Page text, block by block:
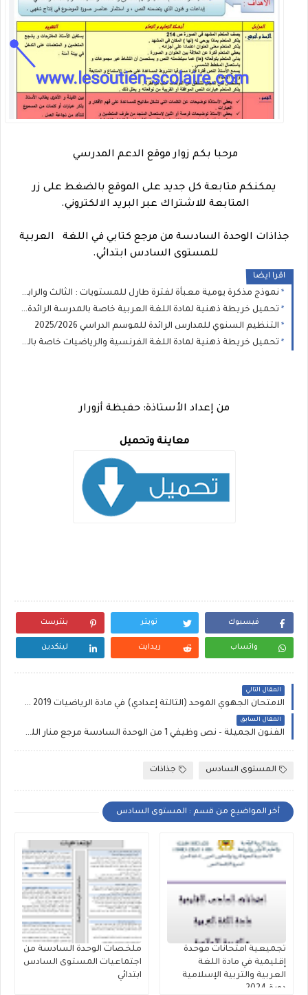
مرحبا بكم زوار موقع الدعم المدرسي
يمكنكم متابعة كل جديد على الموقع بالضغط على زر
المتابعة للاشتراك عبر البريد الالكتروني.
جذاذات الوحدة السادسة من مرجع كتابي في اللغة العربية
للمستوى السادس ابتدائي.
اقرا ايضا
نموذج مذكرة يومية معبأة لفترة طارل للمستويات : الثالث والرابع والخامس والسادس
تحميل خريطة ذهنية لمادة اللغة العربية خاصة بالمدرسة الرائدة PDF
التنظيم السنوي للمدارس الرائدة للموسم الدراسي 2025/2026
تحميل خريطة ذهنية لمادة اللغة الفرنسية والرياضيات خاصة بالمدرسة الرائدة PDF
من إعداد الأستاذة: حفيظة أزورار
معاينة وتحميل
فيسبوك تويتر بنترست
واتساب ريدايت لينكدين
المقال التالي
الامتحان الجهوي الموحد (الثالثة إعدادي) في مادة الرياضيات 2019 مع التصحيح لجهة الرباط سلا القنيطرة
المقال السابق
الفنون الجميلة - نص وظيفي 1 من الوحدة السادسة مرجع منار اللغة العربية الصفحات 205 و206 و207
المستوى السادس جذاذات
أخر المواضيع من قسم : المستوى السادس
تجميعية امتحانات موحدة
إقليمية في مادة اللغة
العربية والتربية الإسلامية
دورة 2024
ملخصات الوحدة السادسة من
اجتماعيات المستوى السادس
ابتدائي